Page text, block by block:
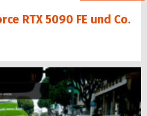
RTX 5090 FE und Co.